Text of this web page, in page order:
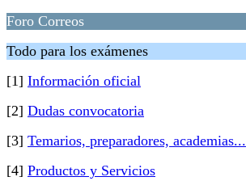
Foro Correos
Todo para los exámenes
[1] Información oficial
[2] Dudas convocatoria
[3] Temarios, preparadores, academias...
[4] Productos y Servicios